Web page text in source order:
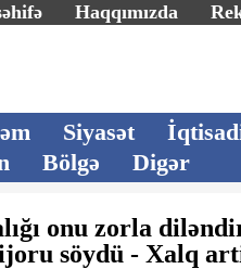
Haqqımızda
Siyasət
Bölgə Digər
onu zorla
söydü - Xalq